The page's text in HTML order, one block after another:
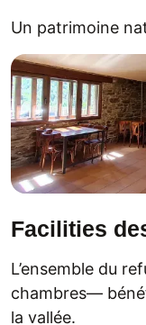
Un patrimoine
Facilities
L’ensemble du
chambres—
la vallée.